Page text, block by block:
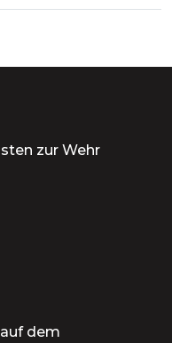
zur Wehr
dem